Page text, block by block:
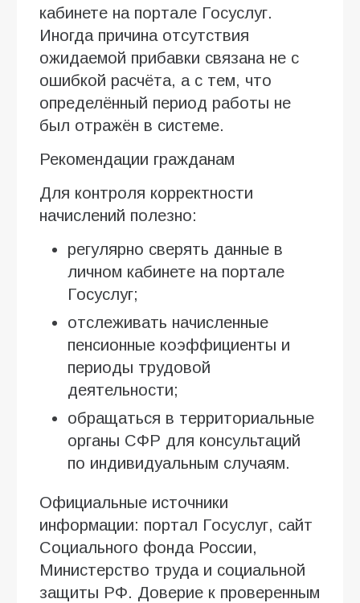
кабинете на портале Госуслуг.
Иногда причина отсутствия
ожидаемой прибавки связана не с
ошибкой расчёта, а с тем, что
определённый период работы не
был отражён в системе.
Рекомендации гражданам
Для контроля корректности
начислений полезно:
регулярно сверять данные в
личном кабинете на портале
Госуслуг;
отслеживать начисленные
пенсионные коэффициенты и
периоды трудовой
деятельности;
обращаться в территориальные
органы СФР для консультаций
по индивидуальным случаям.
Официальные источники
информации: портал Госуслуг, сайт
Социального фонда России,
Министерство труда и социальной
защиты РФ. Доверие к проверенным